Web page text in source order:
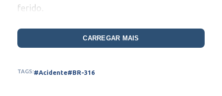
ferido.
O acidente ocorreu nas proximidades da
Universidade Estadual do Piauí (UESPI), da
Mirolândia e do posto da PRF. A situação foi
CARREGAR MAIS
TAGS:#Acidente#BR-316